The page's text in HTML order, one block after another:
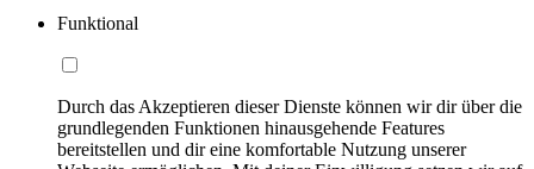
Funktional
Durch das Akzeptieren dieser Dienste können wir dir über die
grundlegenden Funktionen hinausgehende Features
bereitstellen und dir eine komfortable Nutzung unserer